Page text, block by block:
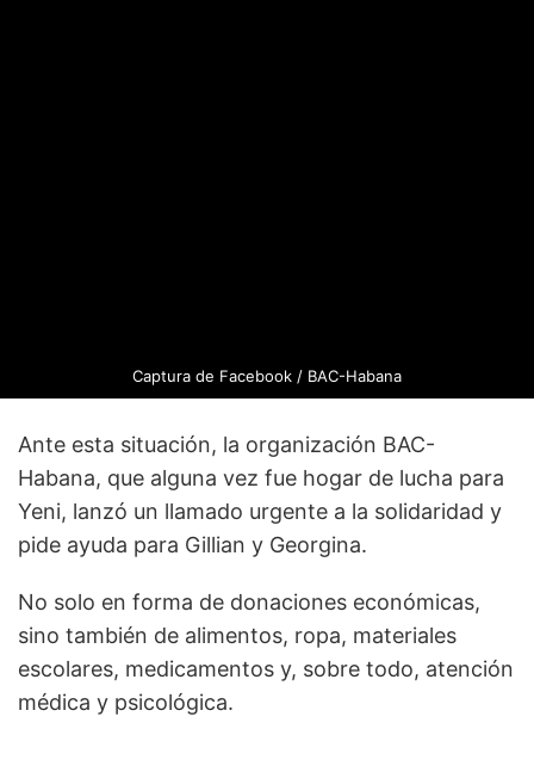
Captura de Facebook / BAC-Habana
Ante esta situación, la organización BAC-
Habana, que alguna vez fue hogar de lucha para
Yeni, lanzó un llamado urgente a la solidaridad y
pide ayuda para Gillian y Georgina.
No solo en forma de donaciones económicas,
sino también de alimentos, ropa, materiales
escolares, medicamentos y, sobre todo, atención
médica y psicológica.